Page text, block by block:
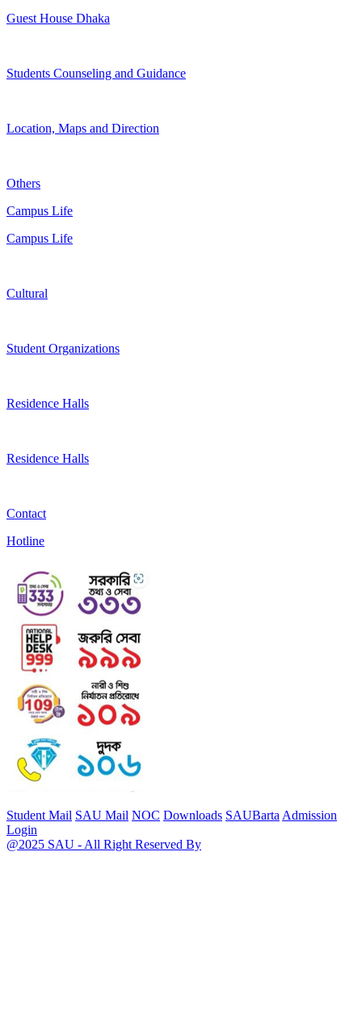
Guest House Dhaka
Students Counseling and Guidance
Location, Maps and Direction
Others
Campus Life
Campus Life
Cultural
Student Organizations
Residence Halls
Residence Halls
Contact
Hotline
Student Mail SAU Mail NOC Downloads SAUBarta Admission
Login
@2025 SAU - All Right Reserved By